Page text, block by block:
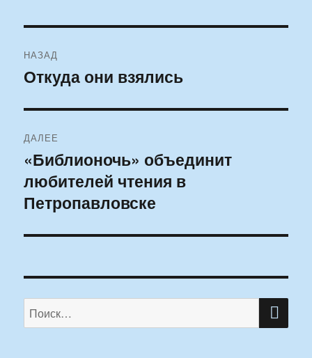
по
НАЗАД
Предыдущая
Откуда они взялись
ДАЛЕЕ
Следующая
запись:
«Библионочь» объединит
любителей чтения в
Петропавловске
Искать: